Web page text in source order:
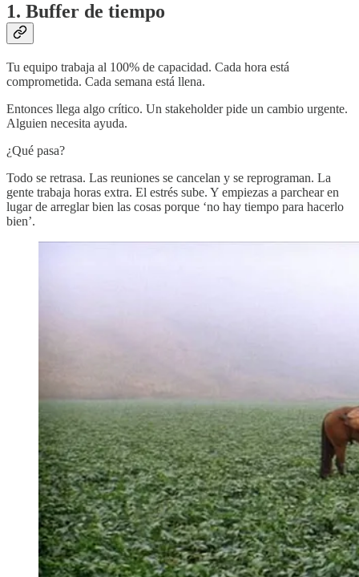
1. Buffer de tiempo
Tu equipo trabaja al 100% de capacidad. Cada hora está
comprometida. Cada semana está llena.
Entonces llega algo crítico. Un stakeholder pide un cambio urgente.
Alguien necesita ayuda.
¿Qué pasa?
Todo se retrasa. Las reuniones se cancelan y se reprograman. La
gente trabaja horas extra. El estrés sube. Y empiezas a parchear en
lugar de arreglar bien las cosas porque ‘no hay tiempo para hacerlo
bien’.